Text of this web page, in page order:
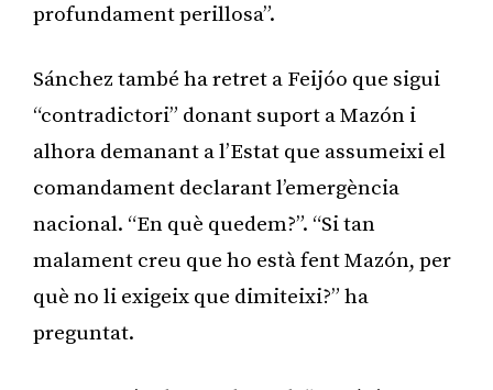
profundament perillosa”.
Sánchez també ha retret a Feijóo que sigui
“contradictori” donant suport a Mazón i
alhora demanant a l’Estat que assumeixi el
comandament declarant l’emergència
nacional. “En què quedem?”. “Si tan
malament creu que ho està fent Mazón, per
què no li exigeix que dimiteixi?” ha
preguntat.